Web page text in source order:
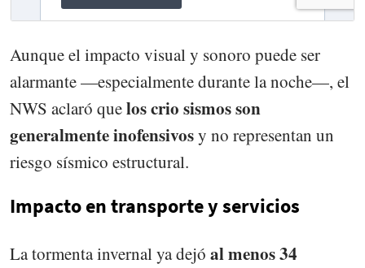
Aunque el impacto visual y sonoro puede ser
alarmante —especialmente durante la noche—, el
NWS aclaró quelos crio sismos son
generalmente inofensivosy no representan un
riesgo sísmico estructural.
Impacto en transporte y servicios
La tormenta invernal ya dejó al menos 34